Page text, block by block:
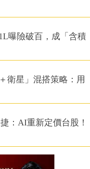
曝險破百，成「含積
衛星」混搭策略：用
：AI重新定價台股！